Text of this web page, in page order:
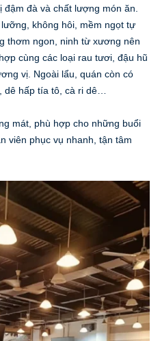
đà và chất lượng món ăn.
không hôi, mềm ngọt tự
thơm ngon, ninh từ xương nên
cùng các loại rau tươi, đậu hũ
vị. Ngoài lẩu, quán còn có
hấp tía tô, cà ri dê…
mát, phù hợp cho những buổi
viên phục vụ nhanh, tận tâm